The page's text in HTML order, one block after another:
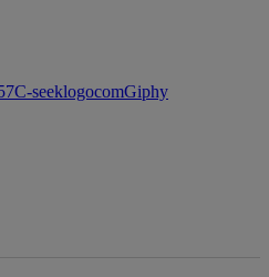
Giphy